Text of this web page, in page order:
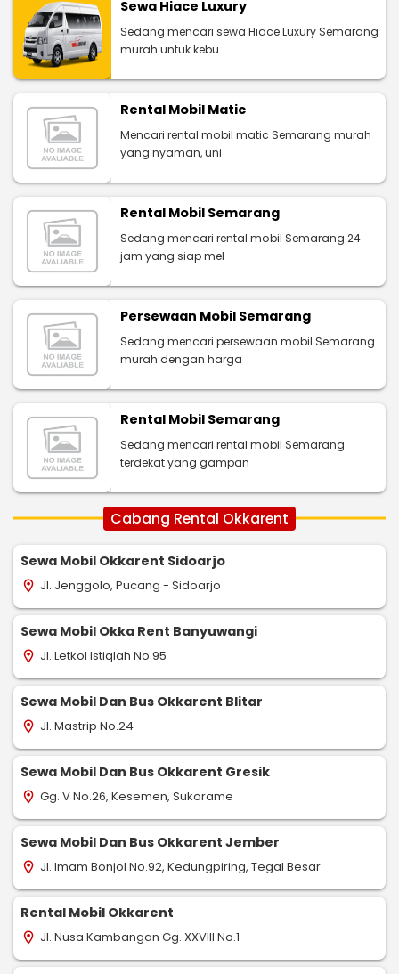
Sewa Hiace Luxury
Sedang mencari sewa Hiace Luxury Semarang
murah untuk kebu
Rental Mobil Matic
Mencari rental mobil matic Semarang murah
yang nyaman, uni
Rental Mobil Semarang
Sedang mencari rental mobil Semarang 24
jam yang siap mel
Persewaan Mobil Semarang
Sedang mencari persewaan mobil Semarang
murah dengan harga
Rental Mobil Semarang
Sedang mencari rental mobil Semarang
terdekat yang gampan
Cabang Rental Okkarent
Sewa Mobil Okkarent Sidoarjo
location_on Jl. Jenggolo, Pucang - Sidoarjo
Sewa Mobil Okka Rent Banyuwangi
location_on Jl. Letkol Istiqlah No.95
Sewa Mobil Dan Bus Okkarent Blitar
location_on Jl. Mastrip No.24
Sewa Mobil Dan Bus Okkarent Gresik
location_on Gg. V No.26, Kesemen, Sukorame
Sewa Mobil Dan Bus Okkarent Jember
location_on Jl. Imam Bonjol No.92, Kedungpiring, Tegal Besar
Rental Mobil Okkarent
location_on Jl. Nusa Kambangan Gg. XXVIII No.1